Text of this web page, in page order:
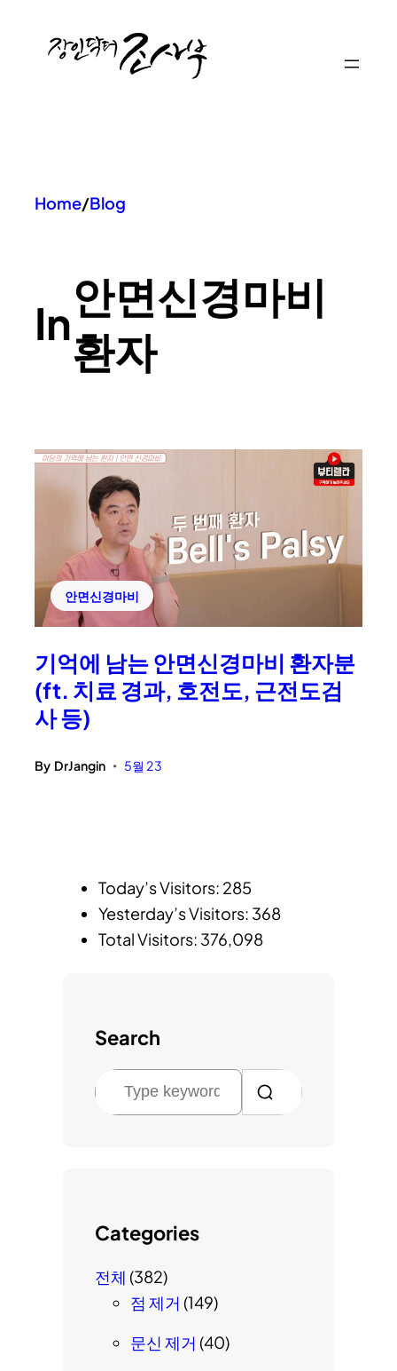
Home/Blog
In
안면신경마비
환자
안면신경마비
기억에 남는 안면신경마비 환자분
(ft. 치료 경과, 호전도, 근전도검
사 등)
By DrJangin • 5월 23
Today’s Visitors: 285
Yesterday’s Visitors: 368
Total Visitors: 376,098
Search
Categories
전체 (382)
점 제거 (149)
문신 제거 (40)